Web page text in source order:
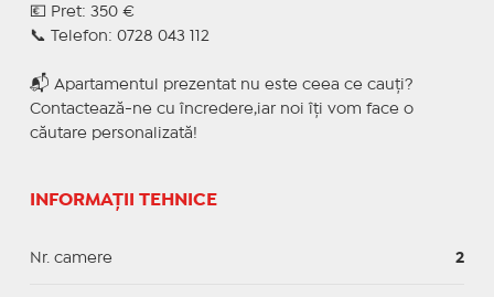
💶 Pret: 350 €
📞 Telefon: 0728 043 112
📬 Apartamentul prezentat nu este ceea ce cauți?
Contactează-ne cu încredere,iar noi îți vom face o
căutare personalizată!
INFORMAȚII TEHNICE
Nr. camere 2